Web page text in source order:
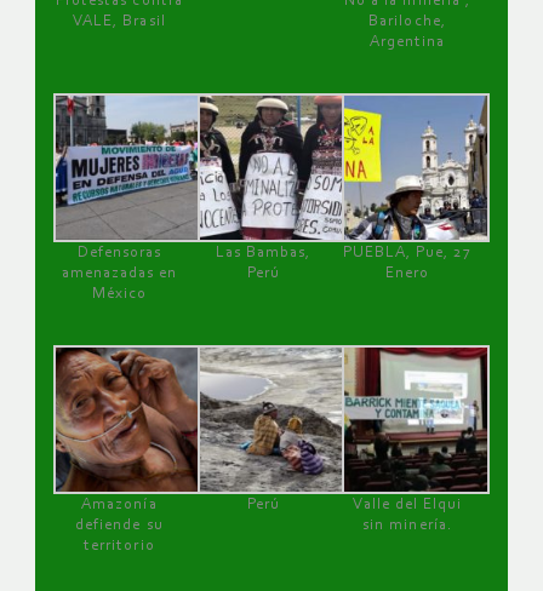
VALE, Brasil
Bariloche,
Argentina
Defensoras
amenazadas en
México
Las Bambas,
Perú
PUEBLA, Pue, 27
Enero
Amazonía
defiende su
territorio
Perú
Valle del Elqui
sin minería.